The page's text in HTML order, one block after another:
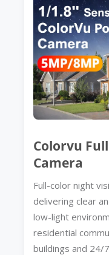
Colorvu
Camera
Full-color night
delivering clear
low-light
residential
buildings and 24/